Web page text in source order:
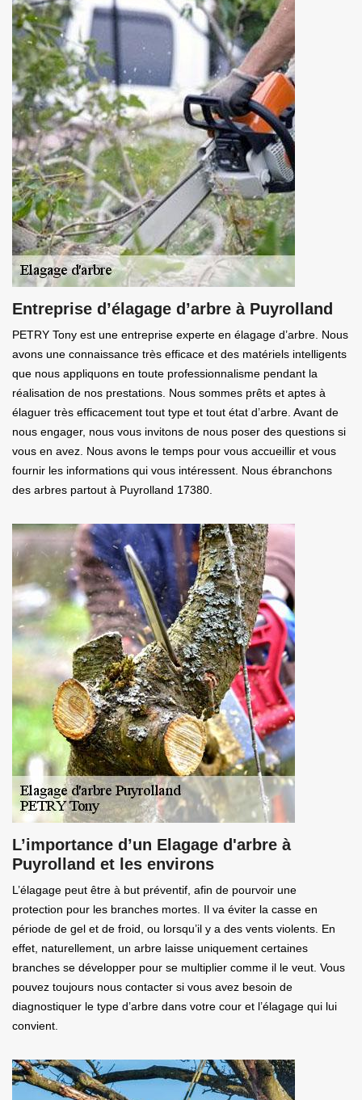
Entreprise d’élagage d’arbre à Puyrolland
PETRY Tony est une entreprise experte en élagage d’arbre. Nous
avons une connaissance très efficace et des matériels intelligents
que nous appliquons en toute professionnalisme pendant la
réalisation de nos prestations. Nous sommes prêts et aptes à
élaguer très efficacement tout type et tout état d’arbre. Avant de
nous engager, nous vous invitons de nous poser des questions si
vous en avez. Nous avons le temps pour vous accueillir et vous
fournir les informations qui vous intéressent. Nous ébranchons
des arbres partout à Puyrolland 17380.
L’importance d’un Elagage d'arbre à
Puyrolland et les environs
L’élagage peut être à but préventif, afin de pourvoir une
protection pour les branches mortes. Il va éviter la casse en
période de gel et de froid, ou lorsqu’il y a des vents violents. En
effet, naturellement, un arbre laisse uniquement certaines
branches se développer pour se multiplier comme il le veut. Vous
pouvez toujours nous contacter si vous avez besoin de
diagnostiquer le type d’arbre dans votre cour et l’élagage qui lui
convient.